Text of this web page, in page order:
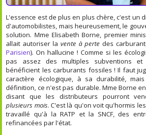
L'essence est de plus en plus chère, c'est un
d'automobilistes, mais heureusement, le
solution. Mme Elisabeth Borne, premier
allait autoriser lavente à perte des
Parisien). On hallucine ! Comme si les
pas assez des multiples subventions
bénéficient les carburants fossiles ! Il faut
caractère écologique, à sa durabilité,
définition, ce n'est pas durable. Mme Borne
disant que les distributeurs pourront
plusieurs mois. C'est là qu'on voit qu'hormis
travaillé qu'à la RATP et la SNCF, des
refinancées par l'état.